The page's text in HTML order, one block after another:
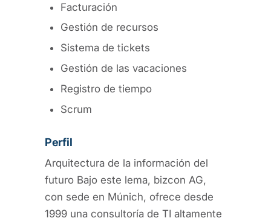
Facturación
Gestión de recursos
Sistema de tickets
Gestión de las vacaciones
Registro de tiempo
Scrum
Perfil
Arquitectura de la información del
futuro Bajo este lema, bizcon AG,
con sede en Múnich, ofrece desde
1999 una consultoría de TI altamente